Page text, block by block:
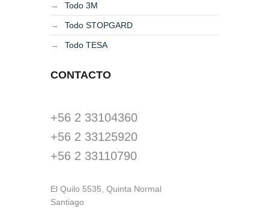
Todo 3M
Todo STOPGARD
Todo TESA
CONTACTO
+56 2 33104360
+56 2 33125920
+56 2 33110790
El Quilo 5535, Quinta Normal
Santiago